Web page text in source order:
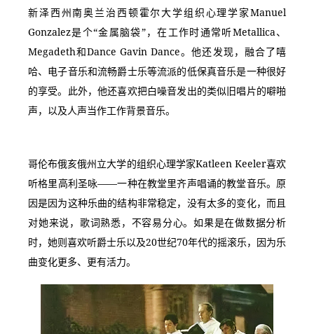
新泽西州南奥兰治西顿霍尔大学组织心理学家Manuel
Gonzalez是个“金属脑袋”，在工作时通常听Metallica、
Megadeth和Dance Gavin Dance。他还发现，融合了嘻
哈、电子音乐和流畅爵士乐等流派的低保真音乐是一种很好
的享受。此外，他还喜欢把白噪音发出的类似旧唱片的噼啪
声，以及人声当作工作背景音乐。
哥伦布俄亥俄州立大学的组织心理学家Katleen Keeler喜欢
听格里高利圣咏——一种在教堂里齐声唱诵的教堂音乐。原
因是因为这种乐曲的结构非常稳定，没有太多的变化，而且
对她来说，歌词熟悉，不容易分心。如果是在做数据分析
时，她则喜欢听爵士乐以及20世纪70年代的摇滚乐，因为乐
曲变化更多、更有活力。